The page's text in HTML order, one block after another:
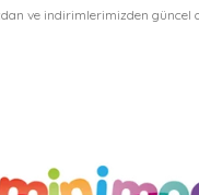
ve indirimlerimizden güncel